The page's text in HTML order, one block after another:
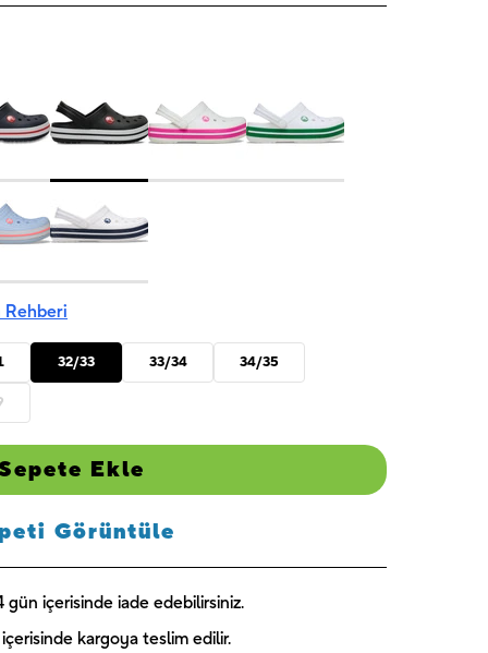
Captain
Paw Patrol
Rehberi
32/33 33/34 34/35
Ekle
Görüntüle
gün içerisinde iade edebilirsiniz.
kargoya teslim edilir.